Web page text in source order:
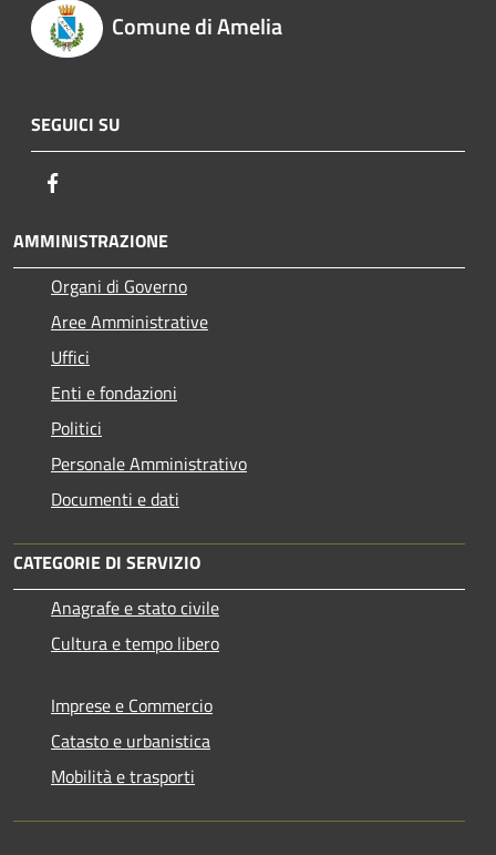
Comune di Amelia
SEGUICI SU
AMMINISTRAZIONE
Organi di Governo
Aree Amministrative
Uffici
Enti e fondazioni
Politici
Personale Amministrativo
Documenti e dati
CATEGORIE DI SERVIZIO
Anagrafe e stato civile
Cultura e tempo libero
Imprese e Commercio
Catasto e urbanistica
Mobilità e trasporti